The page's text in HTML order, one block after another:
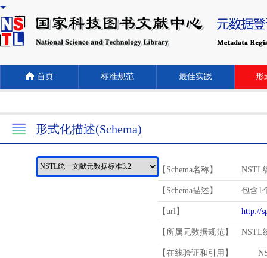
首页 标准规范 最佳实践 形
形式化描述(Schema)
【Schema名称】 NSTL
【Schema描述】 包含1
【url】 http://
【所属元数据规范】 NSTL
【在线验证和引用】